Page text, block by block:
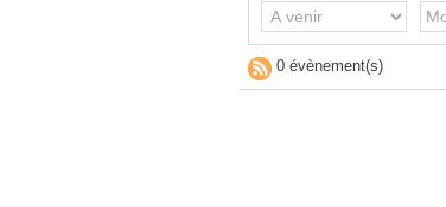
0 évènement(s)